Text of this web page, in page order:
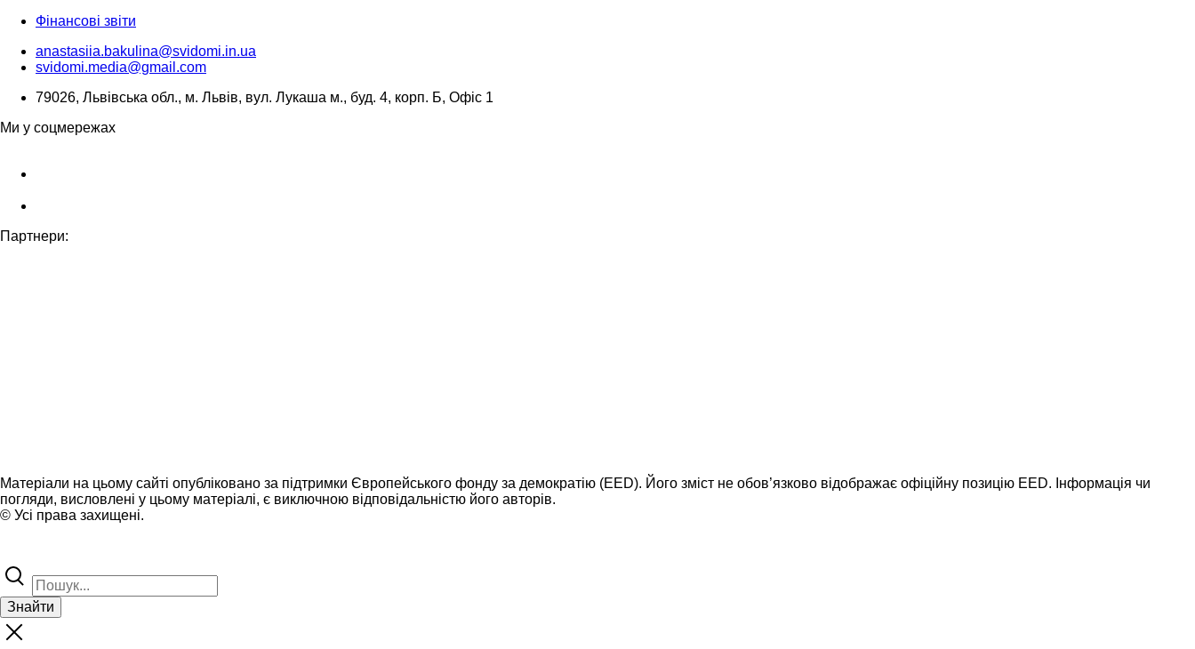
Фінансові звіти
anastasiia.bakulina@svidomi.in.ua
svidomi.media@gmail.com
79026, Львівська обл., м. Львів, вул. Лукаша м., буд. 4, корп. Б, Офіс 1
Ми у соцмережах
Партнери:
Матеріали на цьому сайті опубліковано за підтримки Європейського фонду за демократію (EED). Його зміст не обов’язково відображає офіційну позицію EED. Інформація чи
погляди, висловлені у цьому матеріалі, є виключною відповідальністю його авторів.
© Усі права захищені.
Знайти